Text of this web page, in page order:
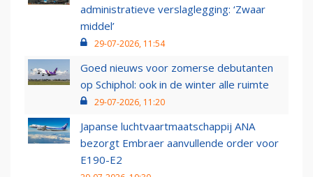
administratieve verslaglegging: ‘Zwaar
middel’
29-07-2026, 11:54
Goed nieuws voor zomerse debutanten
op Schiphol: ook in de winter alle ruimte
29-07-2026, 11:20
Japanse luchtvaartmaatschappij ANA
bezorgt Embraer aanvullende order voor
E190-E2